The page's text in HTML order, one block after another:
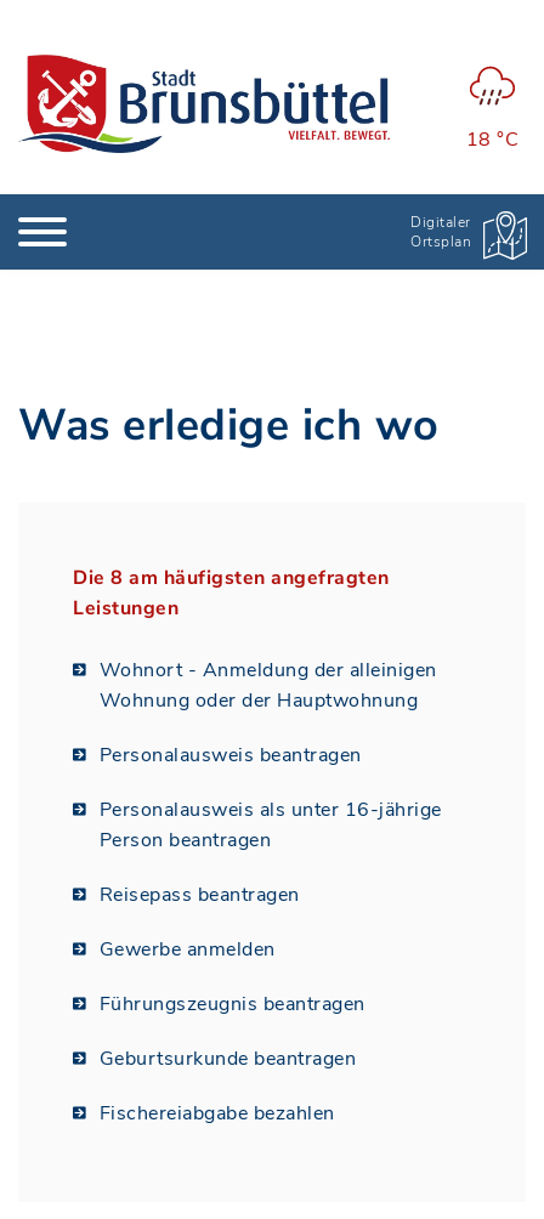
18 °C
Digitaler
Ortsplan
Was erledige ich wo
Die 8 am häufigsten angefragten
Leistungen
Wohnort - Anmeldung der alleinigen
Wohnung oder der Hauptwohnung
Personalausweis beantragen
Personalausweis als unter 16-jährige
Person beantragen
Reisepass beantragen
Gewerbe anmelden
Führungszeugnis beantragen
Geburtsurkunde beantragen
Fischereiabgabe bezahlen